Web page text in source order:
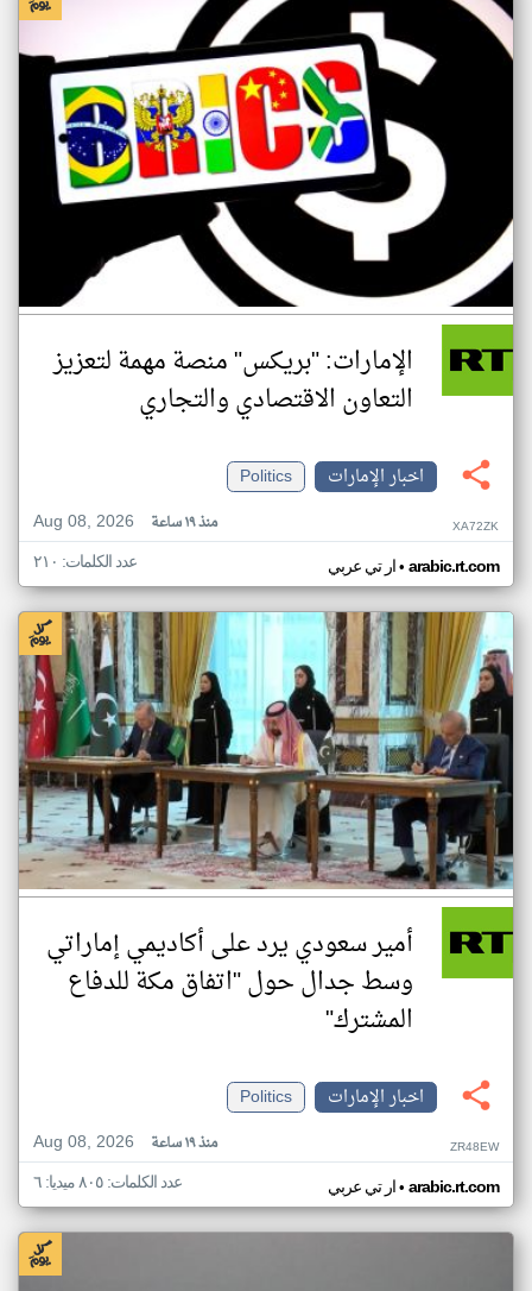
الإمارات: "بريكس" منصة مهمة لتعزيز
التعاون الاقتصادي والتجاري
اخبار الإمارات
Politics
Aug 08, 2026
منذ ١٩ ساعة XA72ZK
ار تي عربي• arabic.rt.com عدد الكلمات: ٢١٠
أمير سعودي يرد على أكاديمي إماراتي
وسط جدال حول "اتفاق مكة للدفاع
المشترك"
اخبار الإمارات
Politics
Aug 08, 2026
منذ ١٩ ساعة ZR48EW
ار تي عربي• arabic.rt.com عدد الكلمات: ٨٠٥ ميديا: ٦